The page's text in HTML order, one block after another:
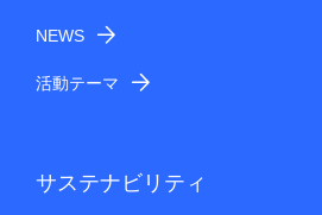
NEWS
活動テーマ
サステナビリティ